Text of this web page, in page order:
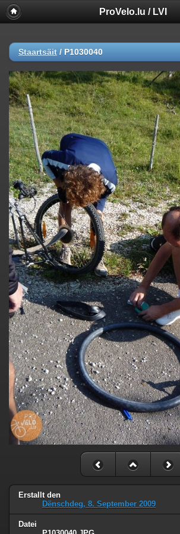
ProVelo.lu / LVI
Staartsäit / P1030040
Erstallt den
Dënschdeg, 8. September 2009
Datei